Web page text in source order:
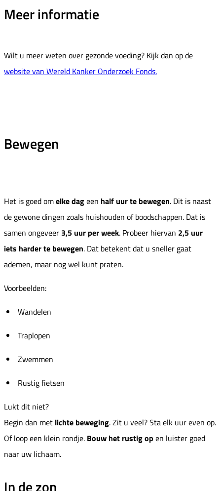
Meer informatie
Wilt u meer weten over gezonde voeding? Kijk dan op de
website van Wereld Kanker Onderzoek Fonds.
Bewegen
Het is goed omelke dageen half uur te bewegen. Dit is naast
de gewone dingen zoals huishouden of boodschappen. Dat is
samen ongeveer 3,5 uur per week. Probeer hiervan 2,5 uur
iets harder te bewegen. Dat betekent dat u sneller gaat
ademen, maar nog wel kunt praten.
Voorbeelden:
Wandelen
Traplopen
Zwemmen
Rustig fietsen
Lukt dit niet?
Begin dan met lichte beweging. Zit u veel? Sta elk uur even op.
Of loop een klein rondje. Bouw het rustig op en luister goed
naar uw lichaam.
In de zon